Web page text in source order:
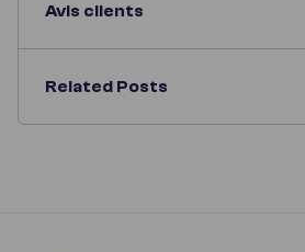
Avis clients
Related Posts